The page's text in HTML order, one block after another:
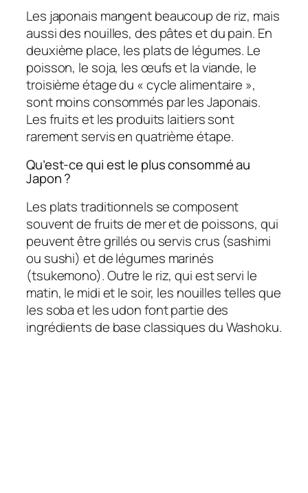
Les japonais mangent beaucoup de riz, mais
aussi des nouilles, des pâtes et du pain. En
deuxième place, les plats de légumes. Le
poisson, le soja, les œufs et la viande, le
troisième étage du « cycle alimentaire »,
sont moins consommés par les Japonais.
Les fruits et les produits laitiers sont
rarement servis en quatrième étape.
Qu’est-ce qui est le plus consommé au
Japon ?
Les plats traditionnels se composent
souvent de fruits de mer et de poissons, qui
peuvent être grillés ou servis crus (sashimi
ou sushi) et de légumes marinés
(tsukemono). Outre le riz, qui est servi le
matin, le midi et le soir, les nouilles telles que
les soba et les udon font partie des
ingrédients de base classiques du Washoku.